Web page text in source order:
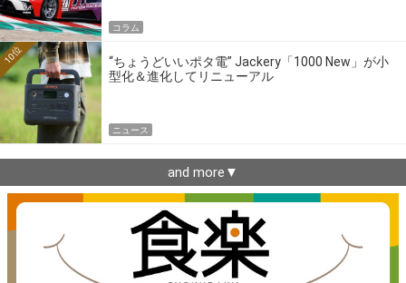
コラム
“ちょうどいいポタ電” Jackery「1000 New」が小
型化＆進化してリニューアル
10位
ニュース
and more▼